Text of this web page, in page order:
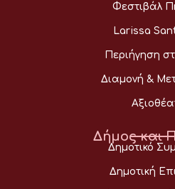
Φεστιβάλ
Larissa
Περιήγηση
Διαμονή &
Δήμος και
Δημοτικό
Δημοτική